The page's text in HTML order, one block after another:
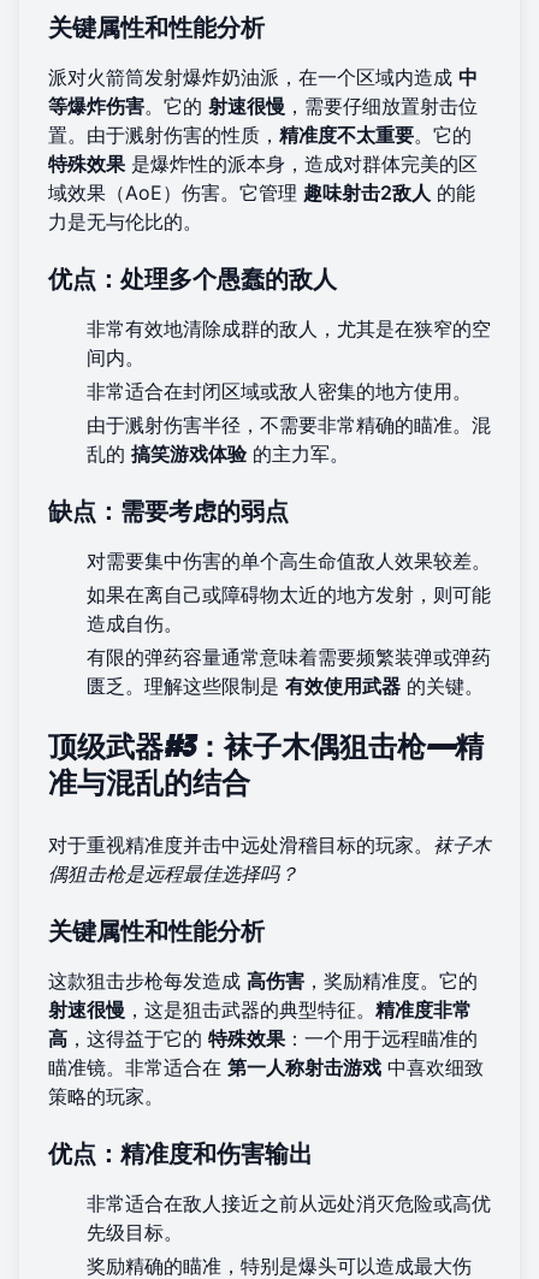
关键属性和性能分析
派对火箭筒发射爆炸奶油派，在一个区域内造成 中
等爆炸伤害。它的 射速很慢 ，需要仔细放置射击位
置。由于溅射伤害的性质， 精准度不太重要。它的
特殊效果 是爆炸性的派本身，造成对群体完美的区
域效果（AoE）伤害。它管理 趣味射击2敌人 的能
力是无与伦比的。
优点：处理多个愚蠢的敌人
非常有效地清除成群的敌人，尤其是在狭窄的空
间内。
非常适合在封闭区域或敌人密集的地方使用。
由于溅射伤害半径，不需要非常精确的瞄准。混
乱的 搞笑游戏体验的主力军。
缺点：需要考虑的弱点
对需要集中伤害的单个高生命值敌人效果较差。
如果在离自己或障碍物太近的地方发射，则可能
造成自伤。
有限的弹药容量通常意味着需要频繁装弹或弹药
匮乏。理解这些限制是 有效使用武器 的关键。
顶级武器#3：袜子木偶狙击枪——精
准与混乱的结合
对于重视精准度并击中远处滑稽目标的玩家。 袜子木
偶狙击枪是远程最佳选择吗？
关键属性和性能分析
这款狙击步枪每发造成 高伤害 ，奖励精准度。它的
射速很慢 ，这是狙击武器的典型特征。 精准度非常
高 ，这得益于它的 特殊效果 ：一个用于远程瞄准的
瞄准镜。非常适合在 第一人称射击游戏 中喜欢细致
策略的玩家。
优点：精准度和伤害输出
非常适合在敌人接近之前从远处消灭危险或高优
先级目标。
奖励精确的瞄准，特别是爆头可以造成最大伤